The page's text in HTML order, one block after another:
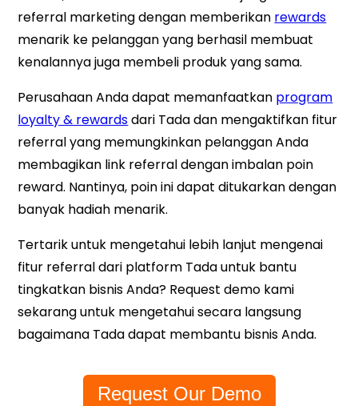
referral marketing dengan memberikan rewards
menarik ke pelanggan yang berhasil membuat
kenalannya juga membeli produk yang sama.
Perusahaan Anda dapat memanfaatkan program
loyalty & rewardsdari Tada dan mengaktifkan fitur
referral yang memungkinkan pelanggan Anda
membagikan link referral dengan imbalan poin
reward. Nantinya, poin ini dapat ditukarkan dengan
banyak hadiah menarik.
Tertarik untuk mengetahui lebih lanjut mengenai
fitur referral dari platform Tada untuk bantu
tingkatkan bisnis Anda? Request demo kami
sekarang untuk mengetahui secara langsung
bagaimana Tada dapat membantu bisnis Anda.
Request Our Demo